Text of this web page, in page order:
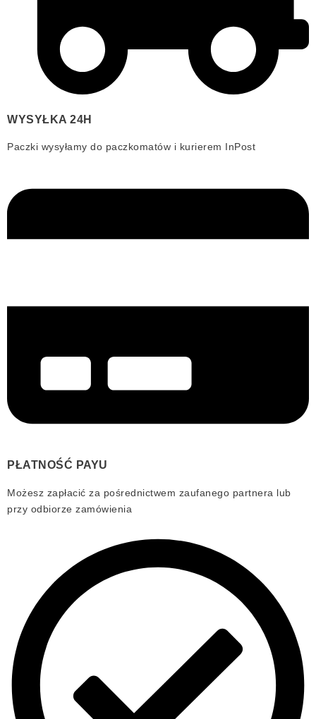
WYSYŁKA 24H
Paczki wysyłamy do paczkomatów i kurierem InPost
PŁATNOŚĆ PAYU
Możesz zapłacić za pośrednictwem zaufanego partnera lub
przy odbiorze zamówienia